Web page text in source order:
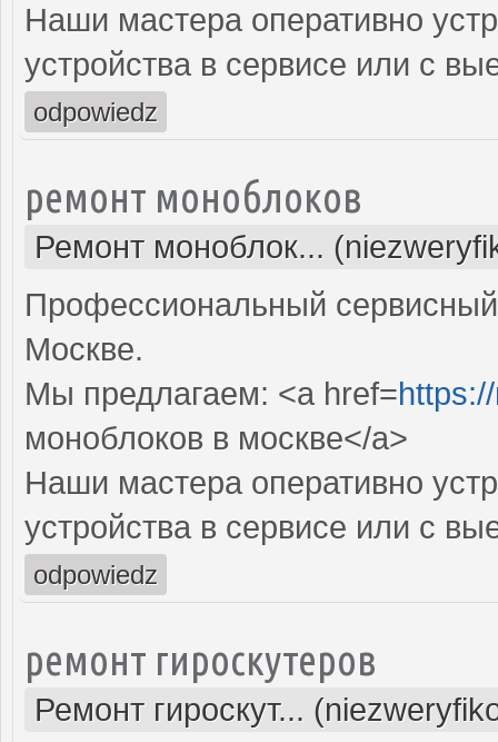
Наши мастера оперативно
устройства в сервисе или с
odpowiedz
ремонт моноблоков
Ремонт моноблок...
Профессиональный
Москве.
Мы предлагаем: <a href=
моноблоков в москве</a>
Наши мастера оперативно
устройства в сервисе или с
odpowiedz
ремонт гироскутеров
Ремонт гироскут...